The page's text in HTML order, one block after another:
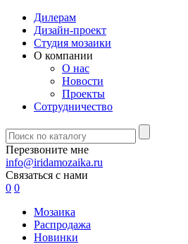
Дилерам
Дизайн-проект
Студия мозаики
О компании
О нас
Новости
Проекты
Сотрудничество
Перезвоните мне
info@iridamozaika.ru
Связаться с нами
0 0
Мозаика
Распродажа
Новинки